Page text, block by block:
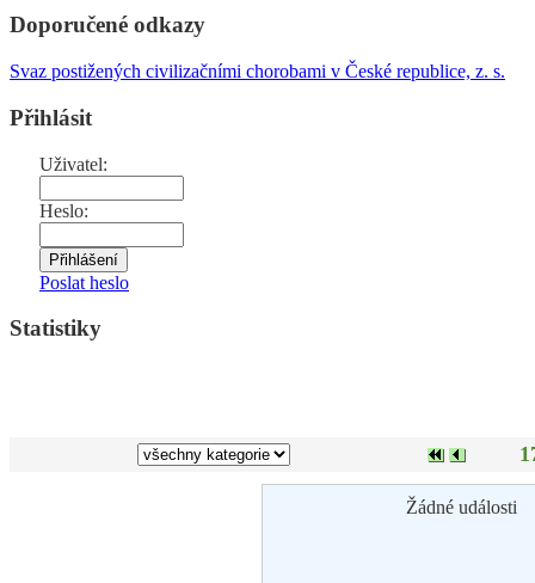
Doporučené odkazy
Svaz postižených civilizačními chorobami v České republice, z. s.
Přihlásit
Uživatel:
Heslo:
Poslat heslo
Statistiky
Žádné události